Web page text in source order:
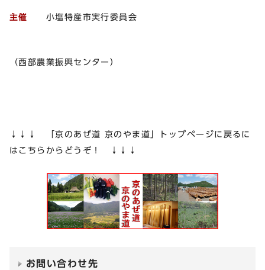
主催 小塩特産市実行委員会
（西部農業振興センター）
↓↓↓ 「京のあぜ道 京のやま道」トップページに戻るに
はこちらからどうぞ！ ↓↓↓
お問い合わせ先